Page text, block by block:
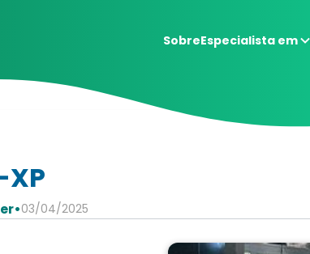
SobreEspecialista em
•03/04/2025